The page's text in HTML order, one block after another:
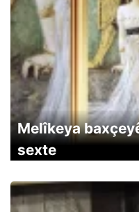
Melîkeya
sexte